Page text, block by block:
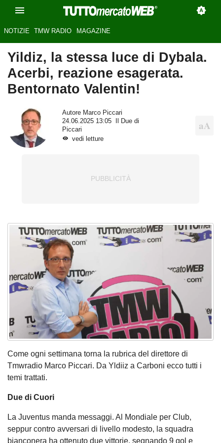
NOTIZIE TMW RADIO MAGAZINE
Yildiz, la stessa luce di Dybala.
Acerbi, reazione esagerata.
Bentornato Valentin!
Autore Marco Piccari
24.06.2025 13:05
Il Due di
Piccari
vedi letture
Come ogni settimana torna la rubrica del direttore di
Tmwradio Marco Piccari. Da Yldiiz a Carboni ecco tutti i
temi trattati.
Due di Cuori
La Juventus manda messaggi. Al Mondiale per Club,
seppur contro avversari di livello modesto, la squadra
bianconera ha ottenuto due vittorie, segnando 9 gol e